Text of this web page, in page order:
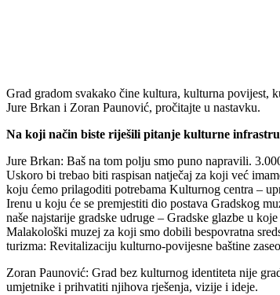
Grad gradom svakako čine kultura, kulturna povijest,
Jure Brkan i Zoran Paunović, pročitajte u nastavku.
Na koji način biste riješili pitanje kulturne
Jure Brkan: Baš na tom polju smo puno napravili.
Uskoro bi trebao biti raspisan natječaj za koji već
koju ćemo prilagoditi potrebama Kulturnog centra –
Irenu u koju će se premjestiti dio postava Gradskog
naše najstarije gradske udruge – Gradske glazbe u
Malakološki muzej za koji smo dobili bespovratna
turizma: Revitalizaciju kulturno-povijesne baštine
Zoran Paunović: Grad bez kulturnog identiteta nije
umjetnike i prihvatiti njihova rješenja, vizije i ideje.